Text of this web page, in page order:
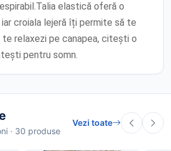
elastică oferă o
croiala lejeră îți permite să te
relaxezi pe canapea, citești o
pentru somn.
· 30 produse
Vezi toate